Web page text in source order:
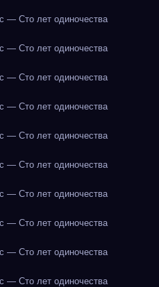
— Сто лет одиночества
— Сто лет одиночества
— Сто лет одиночества
— Сто лет одиночества
— Сто лет одиночества
— Сто лет одиночества
— Сто лет одиночества
— Сто лет одиночества
— Сто лет одиночества
— Сто лет одиночества